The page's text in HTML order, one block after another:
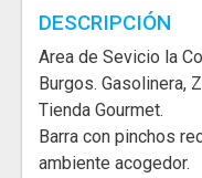
DESCRIPCIÓN
Area de Sevicio la
Burgos. Gasolinera,
Tienda Gourmet.
Barra con pinchos
ambiente acogedor.